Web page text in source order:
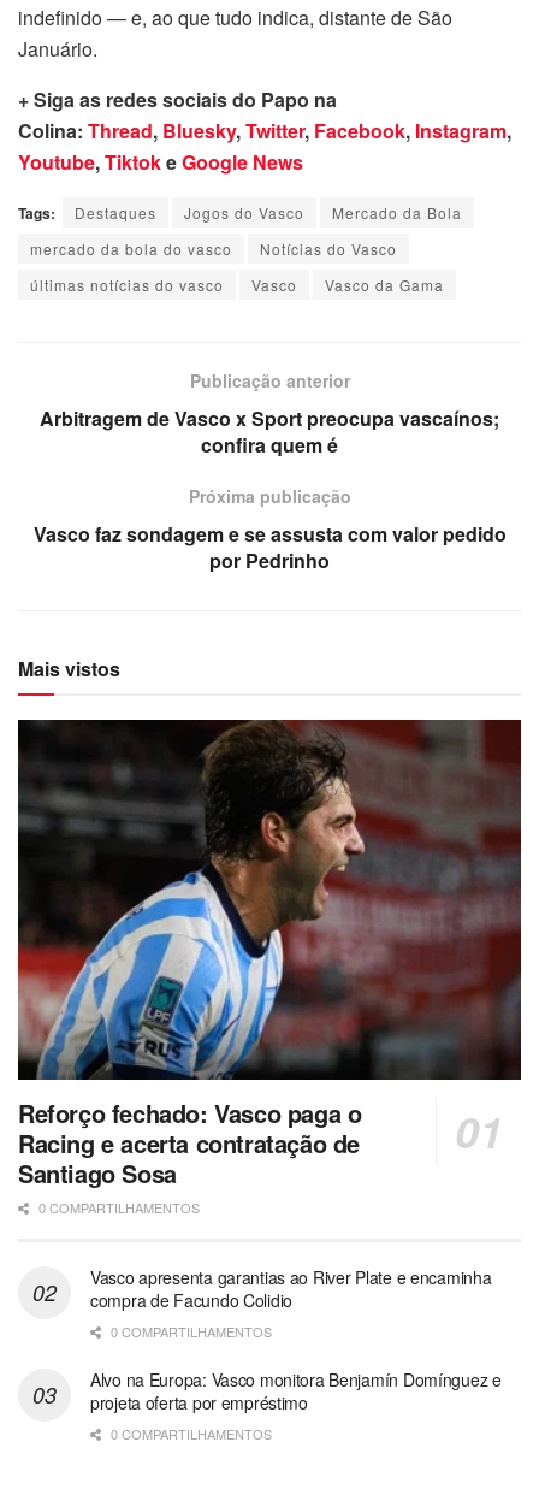
indefinido — e, ao que tudo indica, distante de São
Januário.
+ Siga as redes sociais do Papo na
Colina: Thread, Bluesky,Twitter, Facebook, Instagram,
Youtube,TiktokeGoogle News
Tags: Destaques Jogos do Vasco
Mercado da Bola
mercado da bola do vasco
Notícias do Vasco
últimas notícias do vasco
Vasco Vasco da Gama
Publicação anterior
Arbitragem de Vasco x Sport preocupa vascaínos;
confira quem é
Próxima publicação
Vasco faz sondagem e se assusta com valor pedido
por Pedrinho
Mais vistos
Reforço fechado: Vasco paga o
Racing e acerta contratação de
Santiago Sosa
0 COMPARTILHAMENTOS
Vasco apresenta garantias ao River Plate e encaminha
compra de Facundo Colidio
0 COMPARTILHAMENTOS
Alvo na Europa: Vasco monitora Benjamín Domínguez e
projeta oferta por empréstimo
0 COMPARTILHAMENTOS